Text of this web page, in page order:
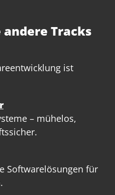
andere Tracks
ist
– mühelos,
Softwarelösungen für